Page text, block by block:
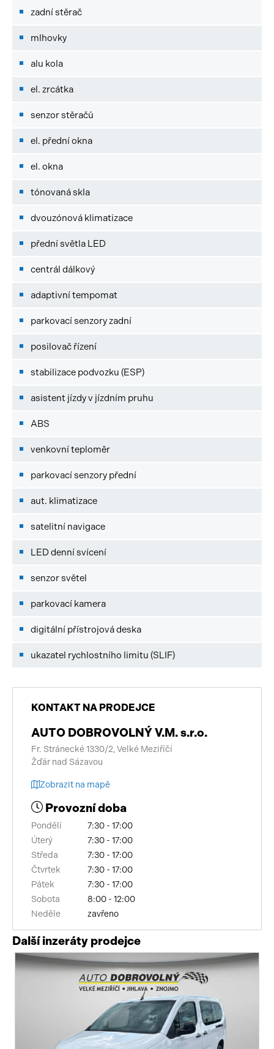
zadní stěrač
mlhovky
alu kola
el. zrcátka
senzor stěračů
el. přední okna
el. okna
tónovaná skla
dvouzónová klimatizace
přední světla LED
centrál dálkový
adaptivní tempomat
parkovací senzory zadní
posilovač řízení
stabilizace podvozku (ESP)
asistent jízdy v jízdním pruhu
ABS
venkovní teploměr
parkovací senzory přední
aut. klimatizace
satelitní navigace
LED denní svícení
senzor světel
parkovací kamera
digitální přístrojová deska
ukazatel rychlostního limitu (SLIF)
KONTAKT NA PRODEJCE
AUTO DOBROVOLNÝ V.M. s.r.o.
Fr. Stránecké 1330/2, Velké Meziříčí
Žďár nad Sázavou
Zobrazit na mapě
Provozní doba
Pondělí
7:30 - 17:00
Úterý
7:30 - 17:00
Středa
7:30 - 17:00
Čtvrtek
7:30 - 17:00
Pátek
7:30 - 17:00
Sobota
8:00 - 12:00
Neděle
zavřeno
Další inzeráty prodejce